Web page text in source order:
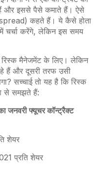
और इससे पैसे कमाते हैं। ऐसे
कहते हैं। ये कैसे होता
करेंगे, लेकिन इस समय
रिस्क मैनेजमेंट के लिए। लेकिन
हैं और दूसरी तरफ उसी
सच्चाई तो यह है कि रिस्क
से समझते हैं:
जनवरी फ्यूचर कॉन्ट्रैक्ट
शेयर
प्रति शेयर